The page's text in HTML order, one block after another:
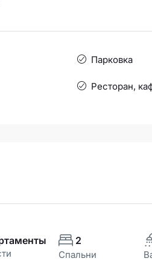
Парковка
Ресторан,
2
Спальни